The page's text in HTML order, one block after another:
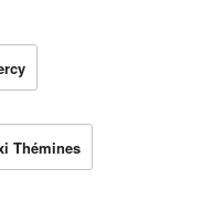
Thémines